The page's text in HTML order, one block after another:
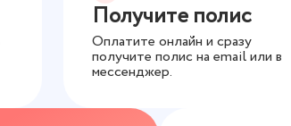
Получите полис
Оплатите онлайн и сразу
получите полис на email или в
мессенджер.